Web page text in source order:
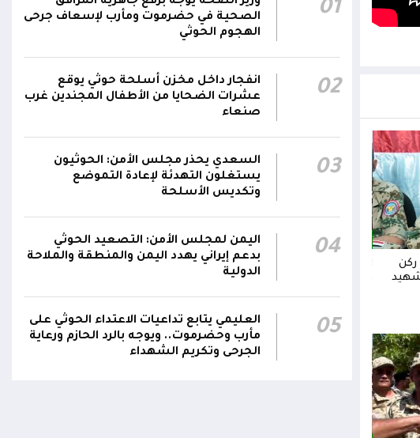
ركن
المقاومة الوطنية تودع بتشييع رسمي
وشعبي الشهيد الظاهري
منذ شهر
تشييع مهيب لجثمان الشهيد
منذ شهر
قصف حوثي عشوائي بالسلاح الثقيل يستهدف
01
الصحية في حضرموت ومأرب لإسعاف جرحى
الهجوم الحوثي
02
انفجار داخل مخزن أسلحة حوثي يوقع
عشرات الضحايا من الأطفال المجندين غرب
صنعاء
03
السعدي يحذر مجلس الأمن: الحوثيون
يستغلون التهدئة لإعادة التموضع
وتكديس الأسلحة
04
اليمن لمجلس الأمن: التصعيد الحوثي
بدعم إيراني يهدد اليمن والمنطقة والملاحة
الدولية
05
العليمي يتابع تداعيات الاعتداء الحوثي على
مأرب وحضرموت.. ويوجه بالرد الحازم ورعاية
الجرحى وتكريم الشهداء